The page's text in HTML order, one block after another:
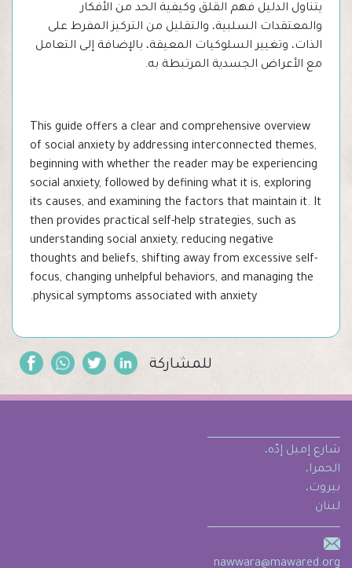
يتناول الدليل فهم القلق وكيفية الحد من الأفكار
والمعتقدات السلبية، والتقليل من التركيز المفرط على
الذات، وتغيير السلوكيات المعيقة، بالإضافة إلى التعامل
مع الأعراض الجسدية المرتبطة به.
This guide offers a clear and comprehensive overview
of social anxiety by addressing interconnected themes,
beginning with whether the reader may be experiencing
social anxiety, followed by defining what it is, exploring
its causes, and examining the factors that maintain it. It
then provides practical self-help strategies, such as
understanding social anxiety, reducing negative
thoughts and beliefs, shifting away from excessive self-
focus, changing unhelpful behaviors, and managing the
physical symptoms associated with anxiety.
للمشاركة
شارع إميل إدّه،
الحمرا،
بيروت،
لبنان
nawwara@mawared.org